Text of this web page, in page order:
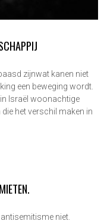
zijnwat kanen niet
een beweging wordt.
in Israël woonachtige
het verschil maken in
niet.